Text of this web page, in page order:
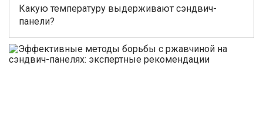
Какую температуру выдерживают сэндвич-
панели?